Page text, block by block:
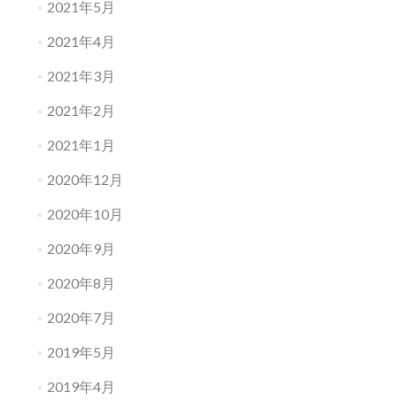
2021年5月
2021年4月
2021年3月
2021年2月
2021年1月
2020年12月
2020年10月
2020年9月
2020年8月
2020年7月
2019年5月
2019年4月